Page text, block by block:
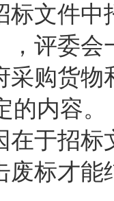
标文件
，评委会
采购货
内容。
在于招标
废标才